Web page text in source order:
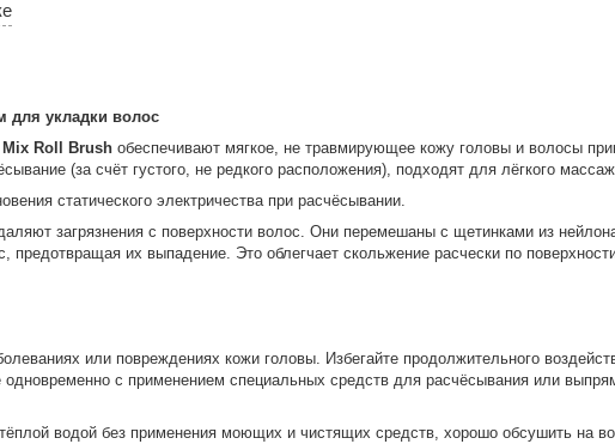
для укладки волос
Roll Brushобеспечивают мягкое, не травмирующее кожу головы и волосы
(за счёт густого, не редкого расположения), подходят для лёгкого
статического электричества при расчёсывании.
загрязнения с поверхности волос. Они перемешаны с щетинками из
их выпадение. Это облегчает скольжение расчески по
или повреждениях кожи головы. Избегайте продолжительного
с применением специальных средств для расчёсывания или
водой без применения моющих и чистящих средств, хорошо обсушить на